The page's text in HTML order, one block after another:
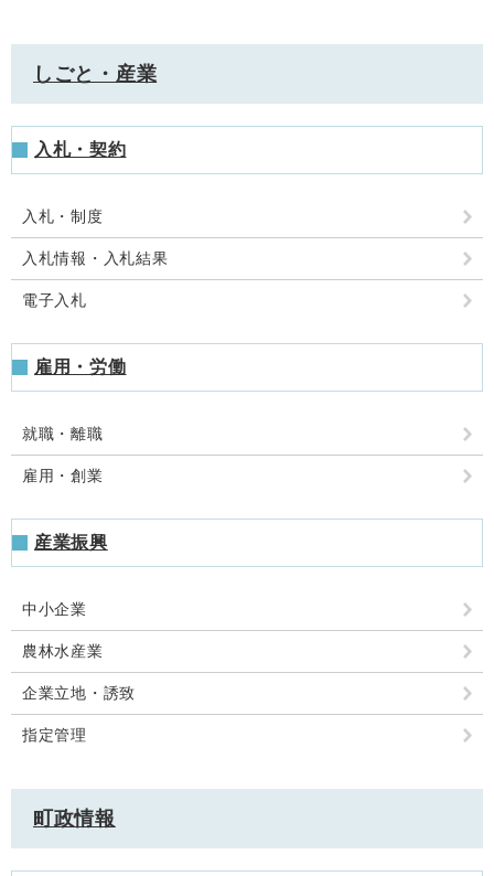
しごと・産業
入札・契約
入札・制度
入札情報・入札結果
電子入札
雇用・労働
就職・離職
雇用・創業
産業振興
中小企業
農林水産業
企業立地・誘致
指定管理
町政情報